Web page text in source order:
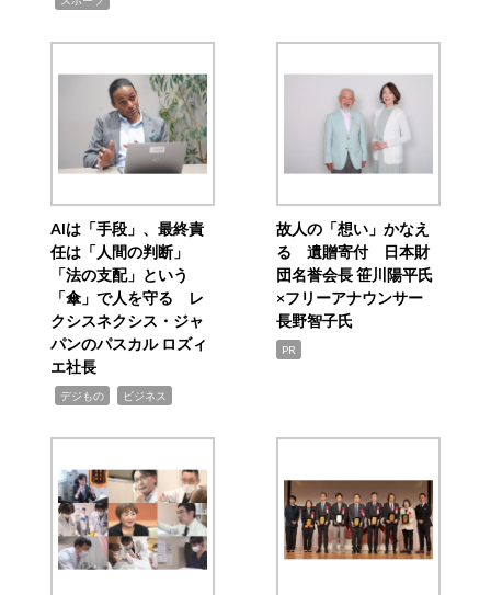
AIは「手段」、最終責
任は「人間の判断」
「法の支配」という
「傘」で人を守る レ
クシスネクシス・ジャ
パンのパスカル ロズィ
エ社長
デジもの ビジネス
故人の「想い」かなえ
る 遺贈寄付 日本財
団名誉会長 笹川陽平氏
×フリーアナウンサー
長野智子氏
PR